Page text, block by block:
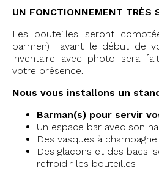
UN FONCTIONNEMENT TRÈS
Les bouteilles seront
barmen) avant le début de
inventaire avec photo sera
votre présence.
Nous vous installons un
Barman(s) pour servir
Un espace bar avec son
Des vasques à champagne
Des glaçons et des bacs
refroidir les bouteilles